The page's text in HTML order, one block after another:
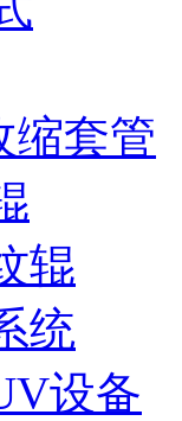
缩套管
辊
统
设备